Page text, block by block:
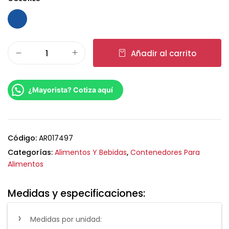
Añadir al carrito
¿Mayorista? Cotiza aquí
Código: AR017497
Categorías: Alimentos Y Bebidas, Contenedores Para
Alimentos
Medidas y especificaciones:
Medidas por unidad: